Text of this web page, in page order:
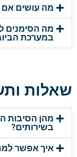
מה עושים אם
מה הסימנים
במערכת
שאלות
מהן הסיבות
בשירותים?
איך אפשר